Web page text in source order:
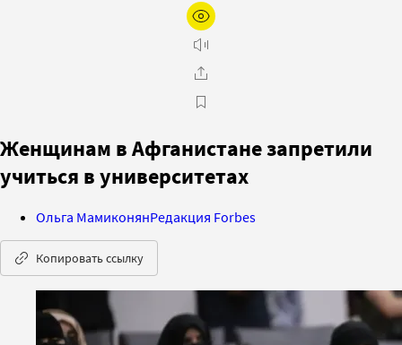
Женщинам в Афганистане запретили
учиться в университетах
Ольга МамиконянРедакция Forbes
Копировать ссылку